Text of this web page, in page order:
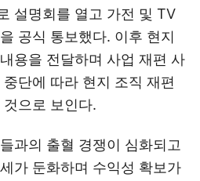
설명회를 열고 가전 및 TV
공식 통보했다. 이후 현지
용을 전달하며 사업 재편 사
단에 따라 현지 조직 재편
으로 보인다.
과의 출혈 경쟁이 심화되고
가 둔화하며 수익성 확보가